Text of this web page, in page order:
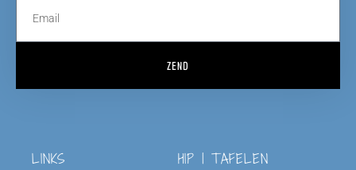
ZEND
LINKS HIP | TAFELEN